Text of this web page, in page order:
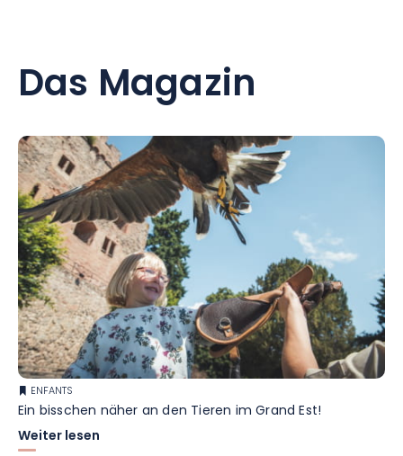
Das Magazin
ENFANTS
Ein bisschen näher an den Tieren im Grand Est!
Weiter lesen